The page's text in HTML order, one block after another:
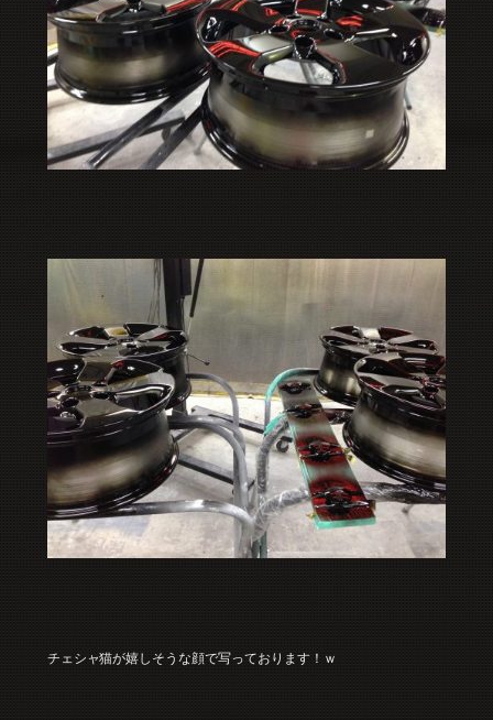
チェシャ猫が嬉しそうな顔で写っております！ｗ